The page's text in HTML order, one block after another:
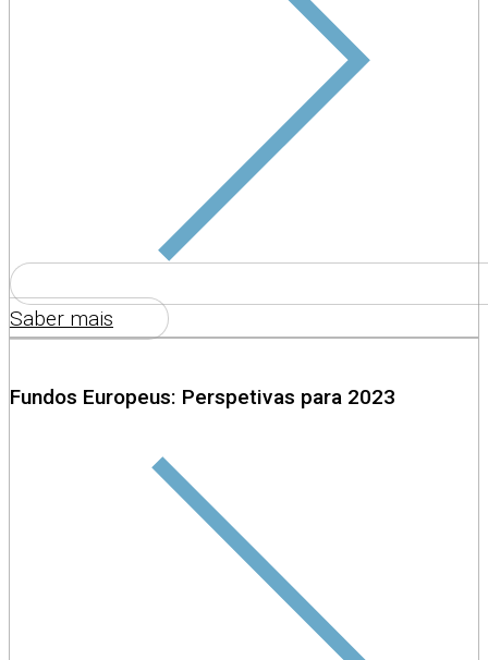
Saber mais
Fundos Europeus: Perspetivas para 2023